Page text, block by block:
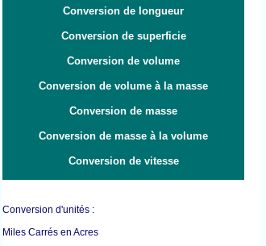
Conversion de longueur
Conversion de superficie
Conversion de volume
Conversion de volume à la masse
Conversion de masse
Conversion de masse à la volume
Conversion de vitesse
Conversion d'unités :
Miles Carrés en Acres